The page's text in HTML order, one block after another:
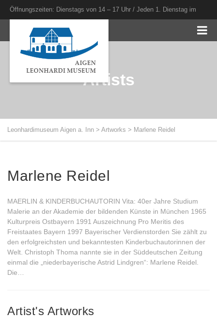
Öffnungszeiten: Dienstags von 14 – 17 Uhr / Jeden 1. Dienstag im
Monat bis 20 Uhr
Artists
Leonhardimuseum Aigen a. Inn > Artworks > Marlene Reidel
Marlene Reidel
MAERLIN & KINDERBUCHAUTORIN Vita: 40er Jahre Studium
Malerie an der Akademie der bildenden Künste in München 1965
Kulturpreis Ostbayern 1991 Auszeichnung Pro Meritis des
Freistaates Bayern 1997 Bayerischer Verdienstorden Sie zählt zu
den erfolgreichsten und bekanntesten Kinderbuchautorinnen der
Welt. Christoph Thoma nannte sie in der Süddeutschen Zeitung
einmal die „niederbayerische Astrid Lindgren“: Marlene Reidel.
Die…
Artist's Artworks